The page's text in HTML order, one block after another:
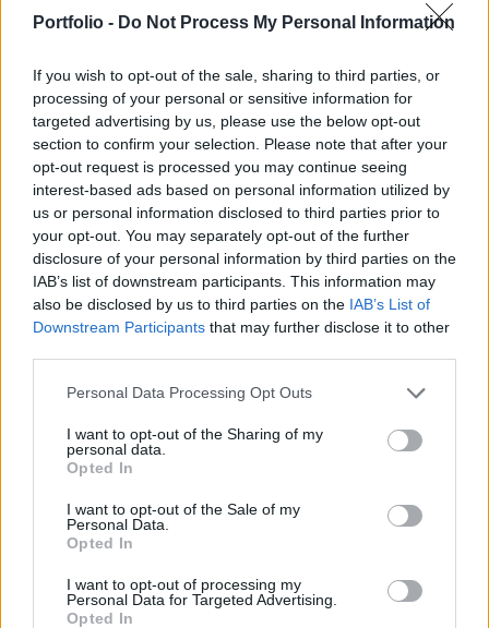
Portfolio - Do Not Process My Personal Information
If you wish to opt-out of the sale, sharing to third parties, or
processing of your personal or sensitive information for
targeted advertising by us, please use the below opt-out
section to confirm your selection. Please note that after your
opt-out request is processed you may continue seeing
interest-based ads based on personal information utilized by
us or personal information disclosed to third parties prior to
your opt-out. You may separately opt-out of the further
disclosure of your personal information by third parties on the
IAB’s list of downstream participants. This information may
also be disclosed by us to third parties on the IAB’s List of
Downstream Participants that may further disclose it to other
Personal Data Processing Opt Outs
I want to opt-out of the Sharing of my
personal data.
Opted In
I want to opt-out of the Sale of my
Personal Data.
Opted In
I want to opt-out of processing my
Personal Data for Targeted Advertising.
Opted In
elvégzésére kötnek szerződést az NKM
ügyfeleivel, majd nem teljesítik a megbízást.
Az NKM alkalmazottai és megbízottjai külön kérés nélkül
kötelesek felmutatni arcképes igazolványukat, ezért ennek
elmaradásakor a személyes megkeresés esetén az
ügyfelek mindig igazoltassák a megkeresőt - hívta fel
ügyfelei figyelmét az NKM. A gázmérőt leolvasó, vagy
szerelési munkákat végző alkalmazottaknak nincs
felhatalmazásuk arra, hogy készpénzt vegyenek át...
KEDVES OLVASÓNK!
tartozik, melynek olvasása előfizetéses
regisztrációhoz kötött.
Az előfizetés a következőket tartalmazza:
Portfolio.hu teljes cikkarchívum
Kötéslisták: BÉT elmúlt 2 év napon belüli
kötéslistái
Előfizetés